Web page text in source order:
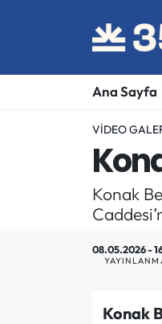
Ana Sayfa
VIDEO
Konak
08.05.2026 -
Konak